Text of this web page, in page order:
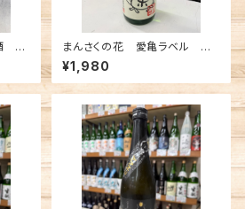
72
まんさくの花 愛亀ラベル 純
米吟醸 一度火入れ原酒 72
0ml
¥1,980